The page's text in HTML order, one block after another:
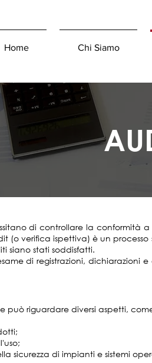
Home Chi Siamo
di controllare la
(o verifica ispettiva) è un
siano stati soddisfatti.
di registrazioni,
può riguardare diversi aspetti,
sicurezza di impianti e sistemi